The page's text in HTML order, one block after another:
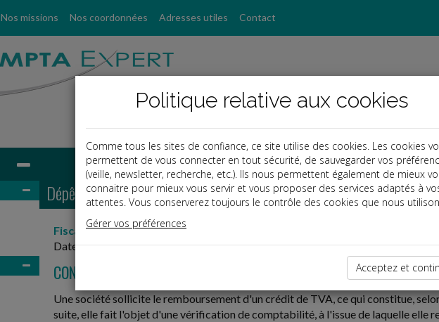
Nos missions Nos coordonnées Adresses utiles Contact
Dépêches
Fiscal TPE
Date: 2026-02-27
CONTENTIEUX ET DÉLAI DE RECOURS
Une société sollicite le remboursement d'un crédit de TVA, ce qui constitue,
suite, elle fait l'objet d'une vérification de comptabilité, à l'issue de laquelle
Politique relative aux cookies
Comme tous les sites de confiance, ce site utilise des cookies. Les cookies
permettent de vous connecter en tout sécurité, de sauvegarder vos
(veille, newsletter, recherche, etc.). Ils nous permettent également de mieux
connaitre pour mieux vous servir et vous proposer des services adaptés à
attentes. Vous conserverez toujours le contrôle des cookies que nous
Gérer vos préférences
Acceptez et